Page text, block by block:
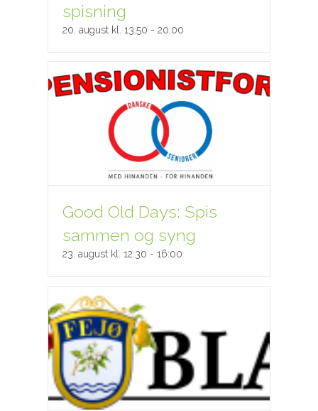
spisning
20. august kl. 13:50 -20:00
Good Old Days: Spis
sammen og syng
23. august kl. 12:30 -16:00